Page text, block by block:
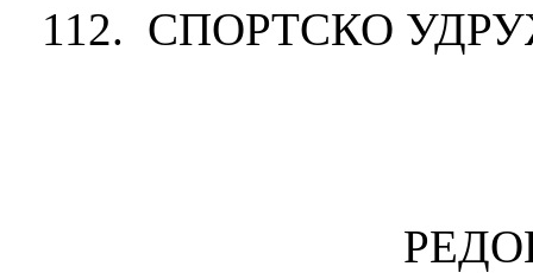
112. СПОРТСКО